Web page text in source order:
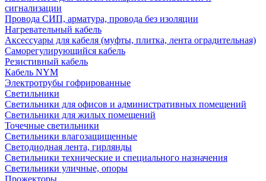
сигнализации
Провода СИП, арматура, провода без изоляции
Нагревательный кабель
Аксессуары для кабеля (муфты, плитка, лента оградительная)
Саморегулирующийся кабель
Резистивный кабель
Кабель NYM
Электротрубы гофрированные
Светильники
Светильники для офисов и административных помещений
Светильники для жилых помещений
Точечные светильники
Светильники влагозащищенные
Светодиодная лента, гирлянды
Светильники технические и специального назначения
Светильники уличные, опоры
Прожекторы